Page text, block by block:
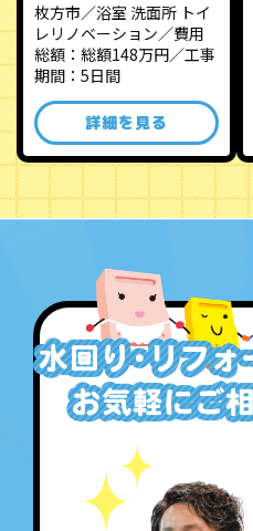
枚方市／浴室 洗面所 トイ
レリノベーション／費用
総額：総額148万円／工事
期間：5日間
詳細を見る